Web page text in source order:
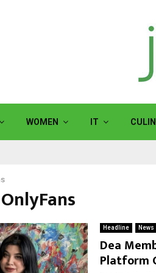
WOMEN IT
Headline News
Dea
Platform